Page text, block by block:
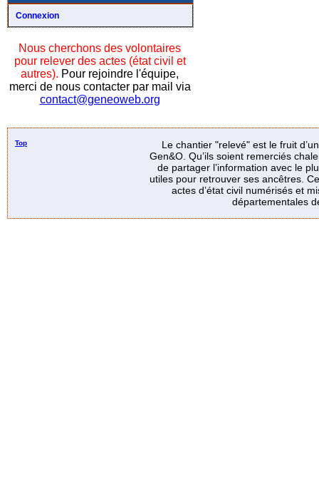
Connexion
Nous cherchons des volontaires
pour relever des actes (état civil et
autres). Pour rejoindre l'équipe,
merci de nous contacter par mail via
contact@geneoweb.org
Top
Le chantier "relevé" est le fruit
Gen&O. Qu’ils soient remerciés
de partager l’information avec le
utiles pour retrouver ses ancêtres.
actes d’état civil numérisés et
départementales